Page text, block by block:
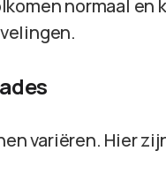
normaal en
variëren. Hier